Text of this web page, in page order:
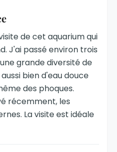
de cet aquarium qui
J'ai passé environ trois
grande diversité de
bien d'eau douce
des phoques.
récemment, les
La visite est idéale